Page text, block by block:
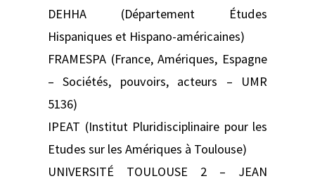
DEHHA (Département Études
Hispaniques et Hispano-américaines)
FRAMESPA (France, Amériques, Espagne
– Sociétés, pouvoirs, acteurs – UMR
5136)
IPEAT (Institut Pluridisciplinaire pour les
Etudes sur les Amériques à Toulouse)
UNIVERSITÉ TOULOUSE 2 – JEAN